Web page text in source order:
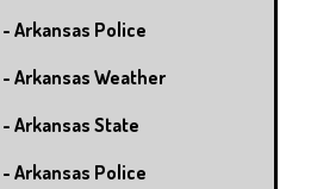
Arkansas Police
Arkansas Weather
Arkansas State
Arkansas Police